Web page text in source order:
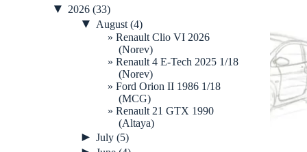
▼ 2026 (33)
▼ August (4)
Renault Clio VI 2026
(Norev)
Renault 4 E-Tech 2025 1/18
(Norev)
Ford Orion II 1986 1/18
(MCG)
Renault 21 GTX 1990
(Altaya)
► July (5)